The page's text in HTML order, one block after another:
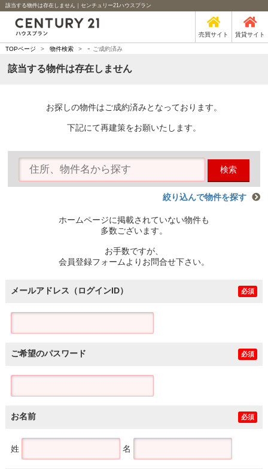
該当する物件は存在しません｜センチュリー21ハウスプラン
売買サイト 賃貸サイト
TOPページ > 物件検索 > - ご成約済み
該当する物件は存在しません
お探しの物件はご成約済みとなっております。
下記にて再建策をお願いたします。
検索
絞り込んで物件を探す
ホームページに掲載されていない物件も
多数ございます。
お手数ですが、
会員登録フォームよりお問合せ下さい。
メールアドレス（ログインID） 必須
ご希望のパスワード 必須
お名前 必須
姓 名